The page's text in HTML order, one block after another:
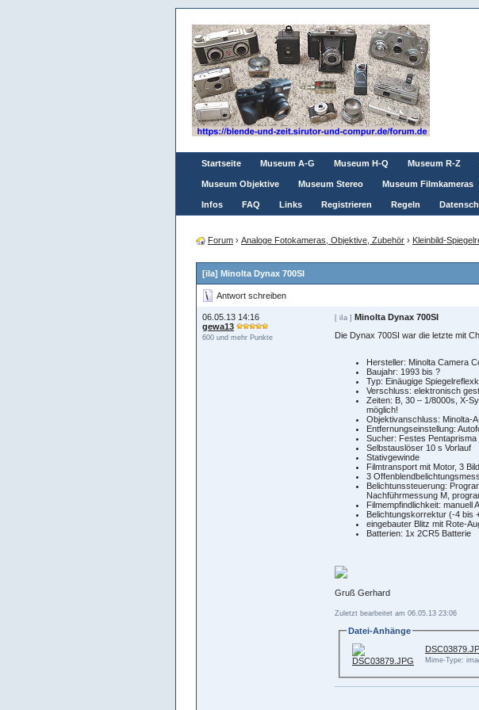
Startseite Museum A-G Museum H-Q Museum R-Z
Museum Objektive Museum Stereo Museum Filmkameras
Infos FAQ Links Registrieren Regeln
Forum › Analoge Fotokameras, Objektive, Zubehör › Kleinbild-
[iIa] Minolta Dynax 700SI
Antwort schreiben
06.05.13 14:16
gewa13
600 und mehr Punkte
[ iIa ] Minolta Dynax 700SI
Die Dynax 700SI war die letzte mit
Hersteller: Minolta Camera
Baujahr: 1993 bis ?
Typ: Einäugige
Verschluss: elektronisch
Zeiten: B, 30 – 1/8000s, X-
möglich!
Objektivanschluss: Minolta-
Entfernungseinstellung:
Sucher: Festes Pentaprisma
Selbstauslöser 10 s Vorlauf
Stativgewinde
Filmtransport mit Motor, 3
3
Belichtunssteuerung:
Nachführmessung M,
Filmempfindlichkeit: manuell
Belichtungskorrektur (-4 bis
eingebauter Blitz mit Rote-
Batterien: 1x 2CR5 Batterie
Gruß Gerhard
Zuletzt bearbeitet am 06.05.13 23:06
Datei-Anhänge
Mime-Type: